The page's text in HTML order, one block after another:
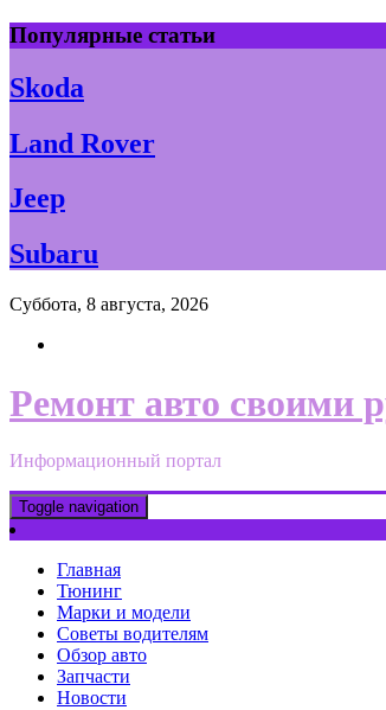
Skip
to
content
Популярные статьи
Skoda
Land Rover
Jeep
Subaru
Суббота, 8 августа, 2026
Ремонт авто своими
Информационный портал
Toggle navigation
Главная
Тюнинг
Марки и модели
Советы водителям
Обзор авто
Запчасти
Новости